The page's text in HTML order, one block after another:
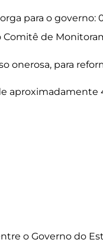
para o
de
onerosa, para
aproximadamente
o Governo do